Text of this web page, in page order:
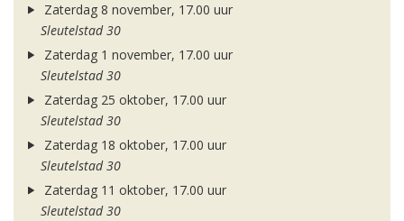
Zaterdag 8 november, 17.00 uur
Sleutelstad 30
Zaterdag 1 november, 17.00 uur
Sleutelstad 30
Zaterdag 25 oktober, 17.00 uur
Sleutelstad 30
Zaterdag 18 oktober, 17.00 uur
Sleutelstad 30
Zaterdag 11 oktober, 17.00 uur
Sleutelstad 30